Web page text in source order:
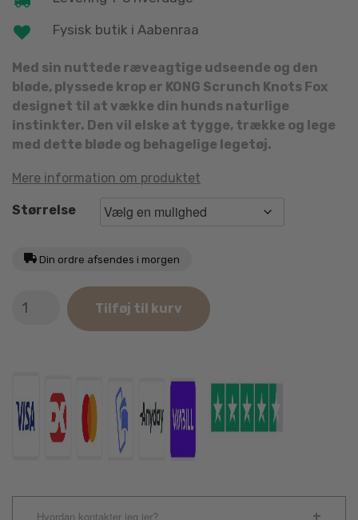
Fysisk butik i Aabenraa
Med sin nuttede ræveagtige udseende og den
bløde, plyssede krop er KONG Scrunch Knots Fox
designet til at vække din hunds naturlige
instinkter. Den vil elske at tygge, trække og lege
med dette bløde og behagelige legetøj.
Mere information om produktet
Størrelse
Din ordre afsendes i morgen
Scrunch
Tilføj til kurv
Hvordan kontakter jeg jer?